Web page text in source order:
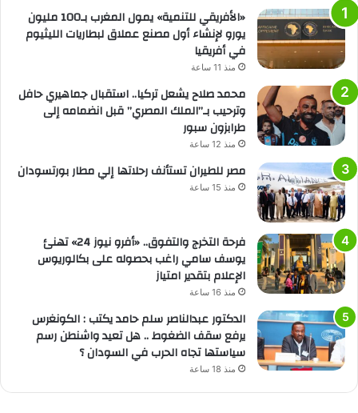
«الأفريقي للتنمية» يمول المغرب بـ100 مليون
يورو لإنشاء أول مصنع عملاق لبطاريات الليثيوم
في أفريقيا
منذ 11 ساعة
محمد صلاح يشعل تركيا.. استقبال جماهيري حافل
وترحيب بـ”الملك المصري” قبل انضمامه إلى
طرابزون سبور
منذ 12 ساعة
مصر للطيران تستأنف رحلاتها إلي مطار بورتسودان
منذ 15 ساعة
فرحة التخرج والتفوق.. «أفرو نيوز 24» تهنئ
يوسف سامي راغب بحصوله على بكالوريوس
الإعلام بتقدير امتياز
منذ 16 ساعة
الدكتور عبدالناصر سلم حامد يكتب : الكونغرس
يرفع سقف الضغوط .. هل تعيد واشنطن رسم
سياستها تجاه الحرب في السودان ؟
منذ 18 ساعة